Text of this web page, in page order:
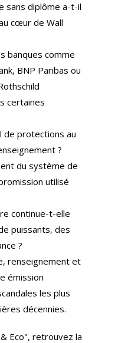
sans diplôme a-t-il
cœur de Wall
banques comme
BNP Paribas ou
certaines
de protections au
?
du système de
utilisé
continue-t-elle
puissants, des
?
renseignement et
émission
les plus
décennies.
Eco", retrouvez la